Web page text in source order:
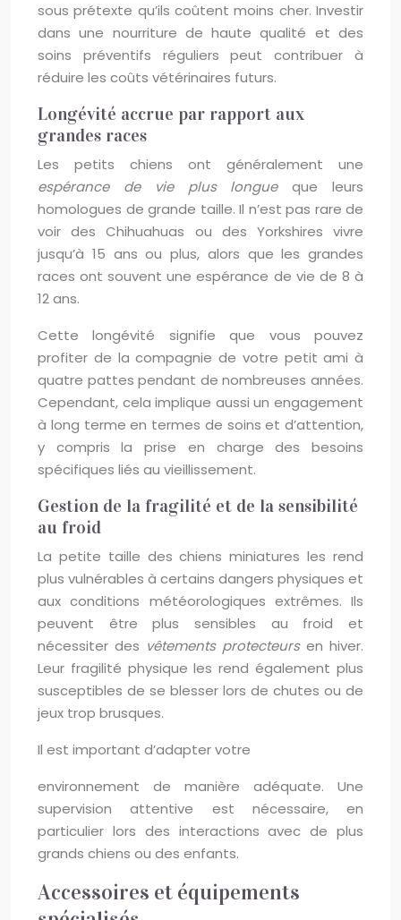
sous prétexte qu’ils coûtent moins cher. Investir
dans une nourriture de haute qualité et des
soins préventifs réguliers peut contribuer à
réduire les coûts vétérinaires futurs.
Longévité accrue par rapport aux
grandes races
Les petits chiens ont généralement une
espérance de vie plus longueque leurs
homologues de grande taille. Il n’est pas rare de
voir des Chihuahuas ou des Yorkshires vivre
jusqu’à 15 ans ou plus, alors que les grandes
races ont souvent une espérance de vie de 8 à
12 ans.
Cette longévité signifie que vous pouvez
profiter de la compagnie de votre petit ami à
quatre pattes pendant de nombreuses années.
Cependant, cela implique aussi un engagement
à long terme en termes de soins et d’attention,
y compris la prise en charge des besoins
spécifiques liés au vieillissement.
Gestion de la fragilité et de la sensibilité
au froid
La petite taille des chiens miniatures les rend
plus vulnérables à certains dangers physiques et
aux conditions météorologiques extrêmes. Ils
peuvent être plus sensibles au froid et
nécessiter des vêtements protecteursen hiver.
Leur fragilité physique les rend également plus
susceptibles de se blesser lors de chutes ou de
jeux trop brusques.
Il est important d’adapter votre
environnement de manière adéquate. Une
supervision attentive est nécessaire, en
particulier lors des interactions avec de plus
grands chiens ou des enfants.
Accessoires et équipements